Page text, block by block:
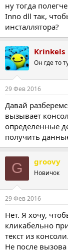
ну тогда
Inno dll так,
инсталлятора?
Krinkels
Он где то
29 Фев 2016
Давай
вызывает
определенные
получить
G groovy
Новичок
29 Фев 2016
Нет. Я хочу,
кликабельно
текст из консоли.
Не после